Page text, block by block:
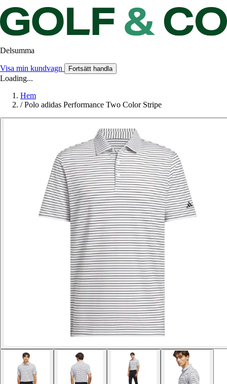
Delsumma
Visa min kundvagn Fortsätt handla
Loading...
Hem
/ Polo adidas Performance Two Color Stripe